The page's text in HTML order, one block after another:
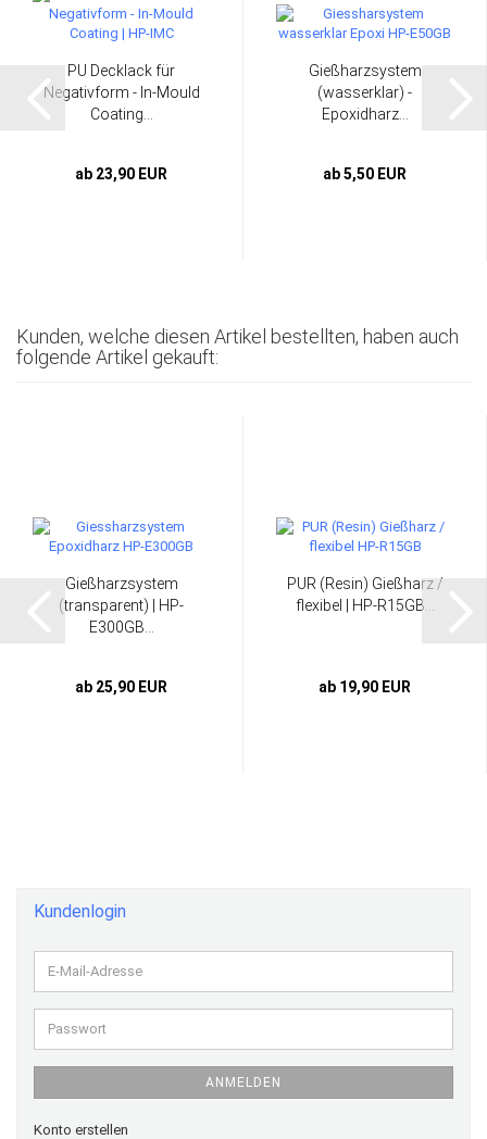
PU Decklack für
Negativform - In-Mould
Coating...
ab 23,90 EUR
Gießharzsystem
(wasserklar) -
Epoxidharz...
ab 5,50 EUR
Kunden, welche diesen Artikel bestellten, haben auch
folgende Artikel gekauft:
Gießharzsystem
(transparent) | HP-
E300GB...
ab 25,90 EUR
PUR (Resin) Gießharz /
flexibel | HP-R15GB...
ab 19,90 EUR
Kundenlogin
E-
Mail-
Adresse
Passwort
ANMELDEN
Konto erstellen